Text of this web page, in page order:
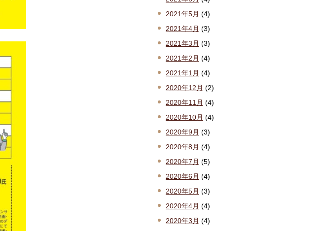
2021年5月 (4)
2021年4月 (3)
2021年3月 (3)
2021年2月 (4)
2021年1月 (4)
2020年12月 (2)
2020年11月 (4)
2020年10月 (4)
2020年9月 (3)
2020年8月 (4)
2020年7月 (5)
2020年6月 (4)
2020年5月 (3)
2020年4月 (4)
2020年3月 (4)